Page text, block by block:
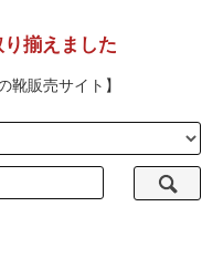
揃えました
靴販売サイト】